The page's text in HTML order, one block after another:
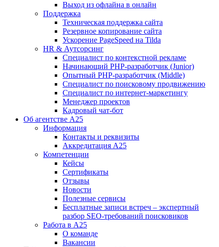
Выход из офлайна в онлайн
Поддержка
Техническая поддержка сайта
Резервное копирование сайта
Ускорение PageSpeed на Tilda
HR & Аутсорсинг
Специалист по контекстной рекламе
Начинающий PHP-разработчик (Junior)
Опытный PHP-разработчик (Middle)
Специалист по поисковому продвижению
Специалист по интернет-маркетингу
Менеджер проектов
Кадровый чат-бот
Об агентстве А25
Информация
Контакты и реквизиты
Аккредитация А25
Компетенции
Кейсы
Сертификаты
Отзывы
Новости
Полезные сервисы
Бесплатные записи встреч – экспертный
разбор SEO-требований поисковиков
Работа в А25
О команде
Вакансии